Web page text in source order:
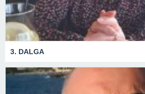
3. DALGA